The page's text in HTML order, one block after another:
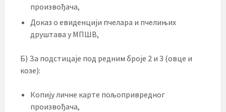
произвођача,
Доказ о евиденцији пчелара и пчелињих
друштава у МПШВ,
Б) За подстицаје под редним броје 2 и 3 (овце и
козе):
Копију личне карте пољопривредног
произвођача,